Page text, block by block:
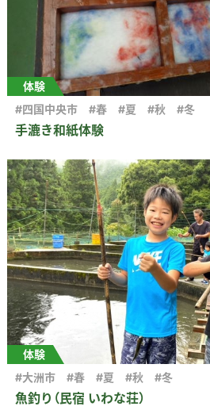
体験
手漉き和紙体験
#四国中央市 #春 #夏 #秋 #冬
体験
魚釣り（民宿 いわな荘）
#大洲市 #春 #夏 #秋 #冬